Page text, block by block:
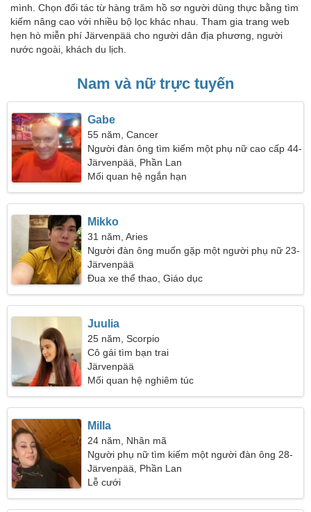
mình. Chọn đối tác từ hàng trăm hồ sơ người dùng thực bằng tìm
kiếm nâng cao với nhiều bộ lọc khác nhau. Tham gia trang web
hẹn hò miễn phí Järvenpää cho người dân địa phương, người
nước ngoài, khách du lịch.
Nam và nữ trực tuyến
Gabe
55 năm, Cancer
Người đàn ông tìm kiếm một phụ nữ cao cấp 44-
51
Järvenpää, Phần Lan
Mối quan hệ ngắn hạn
Mikko
31 năm, Aries
Người đàn ông muốn gặp một người phụ nữ 23-
30
Järvenpää
Đua xe thể thao, Giáo dục
Juulia
25 năm, Scorpio
Cô gái tìm bạn trai
Järvenpää
Mối quan hệ nghiêm túc
Milla
24 năm, Nhân mã
Người phụ nữ tìm kiếm một người đàn ông 28-
35
Järvenpää, Phần Lan
Lễ cưới